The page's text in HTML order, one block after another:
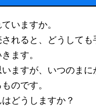
いますか。
れると、どうしても
ます。
ますが、いつのまに
のです。
どうしますか？